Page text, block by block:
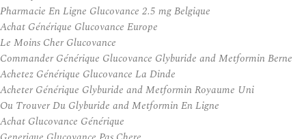
Pharmacie En Ligne Glucovance 2.5 mg Belgique
Achat Générique Glucovance Europe
Le Moins Cher Glucovance
Commander Générique Glucovance Glyburide and Metformin Berne
Achetez Générique Glucovance La Dinde
Acheter Générique Glyburide and Metformin Royaume Uni
Ou Trouver Du Glyburide and Metformin En Ligne
Achat Glucovance Générique